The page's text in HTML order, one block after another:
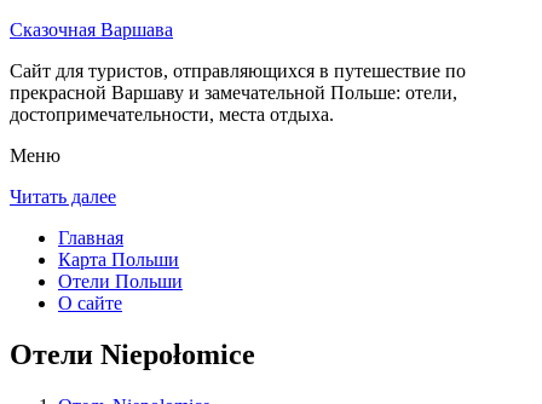
Сказочная Варшава
Сайт для туристов, отправляющихся в путешествие по
прекрасной Варшаву и замечательной Польше: отели,
достопримечательности, места отдыха.
Меню
Читать далее
Главная
Карта Польши
Отели Польши
О сайте
Отели Niepołomice